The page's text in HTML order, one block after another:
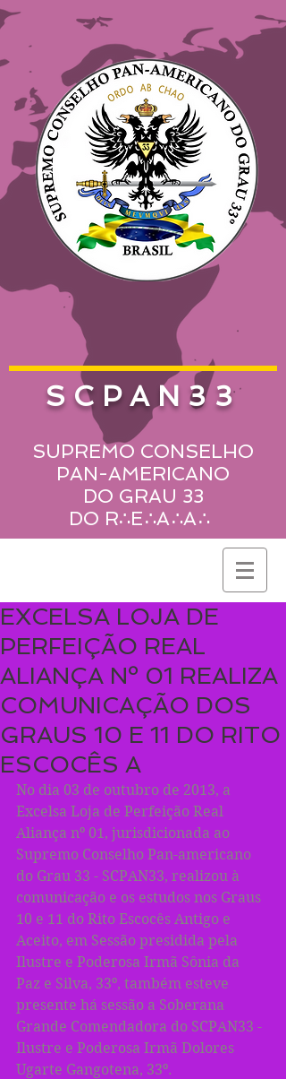
SCPAN33
SUPREMO CONSELHO
PAN-AMERICANO
DO GRAU 33
DO R∴E∴A∴A∴
EXCELSA LOJA DE
PERFEIÇÃO REAL
ALIANÇA Nº 01 REALIZA
COMUNICAÇÃO DOS
GRAUS 10 E 11 DO RITO
ESCOCÊS A
No dia 03 de outubro de 2013, a
Excelsa Loja de Perfeição Real
Aliança nº 01, jurisdicionada ao
Supremo Conselho Pan-americano
do Grau 33 - SCPAN33, realizou à
comunicação e os estudos nos Graus
10 e 11 do Rito Escocês Antigo e
Aceito, em Sessão presidida pela
Ilustre e Poderosa Irmã Sônia da
Paz e Silva, 33º, também esteve
presente há sessão a Soberana
Grande Comendadora do SCPAN33 -
Ilustre e Poderosa Irmã Dolores
Ugarte Gangotena, 33º.